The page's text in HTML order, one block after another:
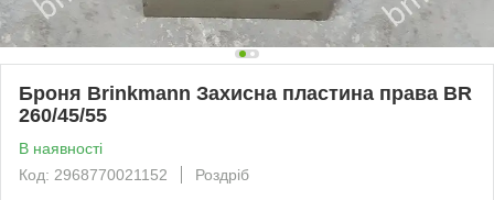
Броня Brinkmann Захисна пластина права BR
260/45/55
В наявності
Код: 2968770021152
Роздріб